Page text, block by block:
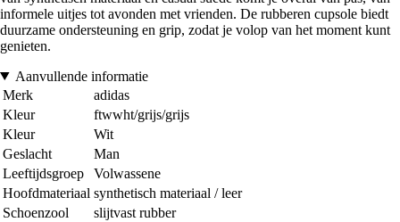
informele uitjes tot avonden met vrienden. De rubberen cupsole biedt
duurzame ondersteuning en grip, zodat je volop van het moment kunt
genieten.
Aanvullende informatie
Merk
adidas
Kleur
ftwwht/grijs/grijs
Kleur
Wit
Geslacht
Man
Leeftijdsgroep
Volwassene
Hoofdmateriaal synthetisch materiaal / leer
Schoenzool
slijtvast rubber